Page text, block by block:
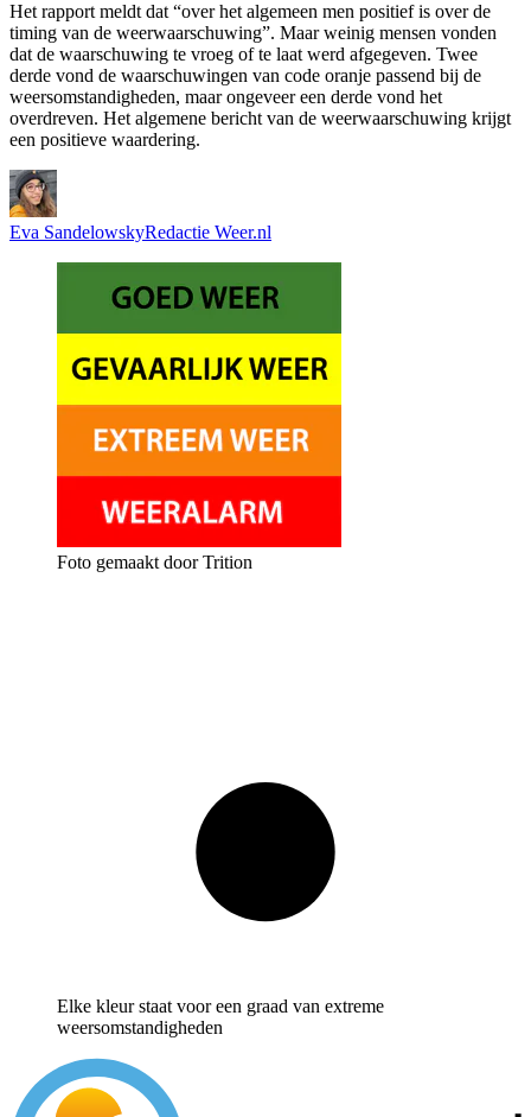
Het rapport meldt dat “over het algemeen men positief is over de
timing van de weerwaarschuwing”. Maar weinig mensen vonden
dat de waarschuwing te vroeg of te laat werd afgegeven. Twee
derde vond de waarschuwingen van code oranje passend bij de
weersomstandigheden, maar ongeveer een derde vond het
overdreven. Het algemene bericht van de weerwaarschuwing krijgt
een positieve waardering.
Eva SandelowskyRedactie Weer.nl
Foto gemaakt door Trition
Elke kleur staat voor een graad van extreme
weersomstandigheden